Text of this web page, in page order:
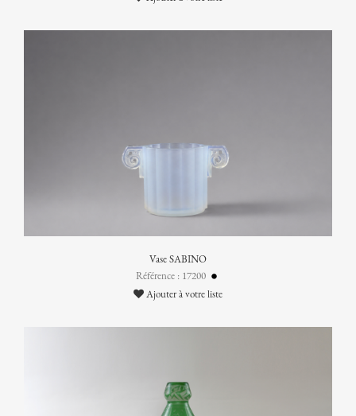
Vase SABINO
Référence : 17200
Ajouter à votre liste